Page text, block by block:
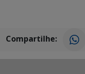
Compartilhe: